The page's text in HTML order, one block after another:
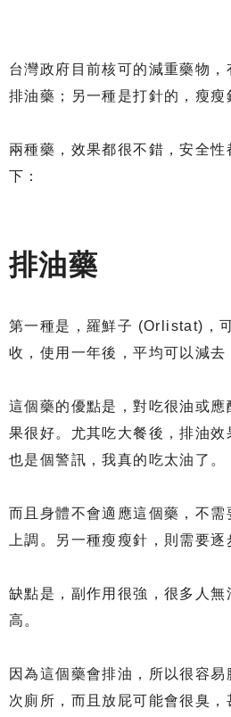
台灣政府目前核可的減重藥物，
排油藥；另一種是打針的，瘦瘦
兩種藥，效果都很不錯，安全性
下：
排油藥
第一種是，羅鮮子 (Orlistat)，
收，使用一年後，平均可以減去
這個藥的優點是，對吃很油或應
果很好。尤其吃大餐後，排油效
也是個警訊，我真的吃太油了。
而且身體不會適應這個藥，不需
上調。另一種瘦瘦針，則需要逐
缺點是，副作用很強，很多人無
高。
因為這個藥會排油，所以很容
次廁所，而且放屁可能會很臭，